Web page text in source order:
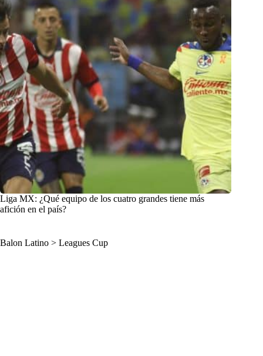
Liga MX: ¿Qué equipo de los cuatro grandes tiene más
afición en el país?
Balon Latino > Leagues Cup